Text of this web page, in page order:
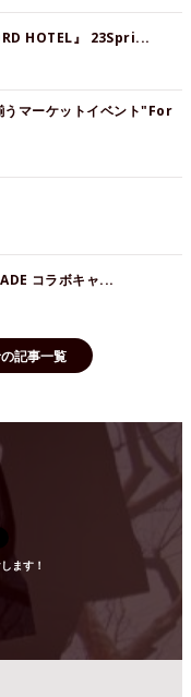
HOTEL』 23Spri...
うマーケットイベント"For
コラボキャ...
記事一覧
ます！